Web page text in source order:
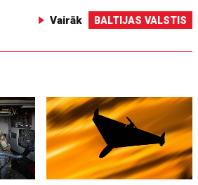
Vairāk BALTIJAS VALSTIS